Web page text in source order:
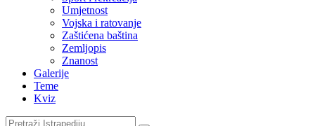
Umjetnost
Vojska i ratovanje
Zaštićena baština
Zemljopis
Znanost
Galerije
Teme
Kviz